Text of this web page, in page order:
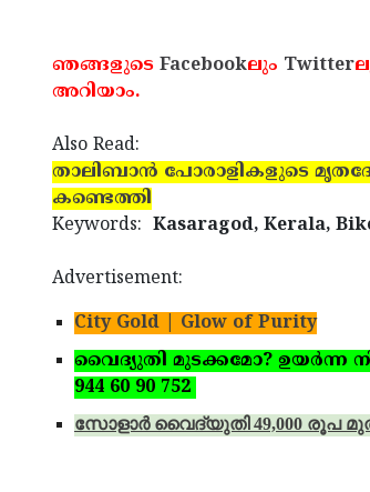
ഞങ്ങളുടെ Facebookലും Twitter
അറിയാം.
Also Read:
താലിബാന്‍ പോരാളികളുടെ
കണ്ടെത്തി
Keywords: Kasaragod, Kerala,
Advertisement:
City Gold | Glow of Purity
വൈദ്യുതി മുടക്കമോ? ഉയര്‍ന്ന
944 60 90 752
സോളാര്‍ വൈദ്യുതി 49,000 രൂപ